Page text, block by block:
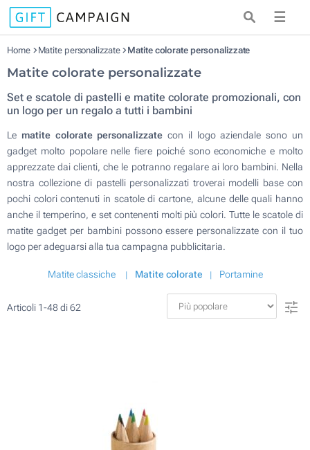
☰
Home Matite personalizzate Matite colorate personalizzate
Matite colorate personalizzate
Set e scatole di pastelli e matite colorate promozionali, con
un logo per un regalo a tutti i bambini
Le matite colorate personalizzate con il logo aziendale sono un
gadget molto popolare nelle fiere poiché sono economiche e molto
apprezzate dai clienti, che le potranno regalare ai loro bambini. Nella
nostra collezione di pastelli personalizzati troverai modelli base con
pochi colori contenuti in scatole di cartone, alcune delle quali hanno
anche il temperino, e set contenenti molti più colori. Tutte le scatole di
matite gadget per bambini possono essere personalizzate con il tuo
logo per adeguarsi alla tua campagna pubblicitaria.
Matite classiche Matite colorate Portamine
Articoli 1-48di62